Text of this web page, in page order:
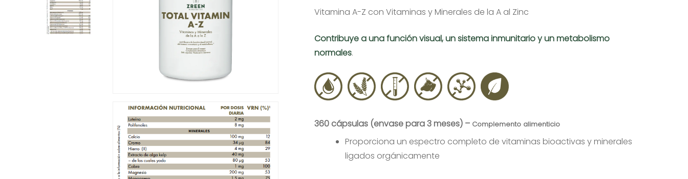
Vitamina A-Z con Vitaminas y Minerales de la A al Zinc
Contribuye a una función visual, un sistema inmunitario y un metabolismo
normales.
360 cápsulas (envase para 3 meses) – Complemento alimenticio
Proporciona un espectro completo de vitaminas bioactivas y minerales
ligados orgánicamente